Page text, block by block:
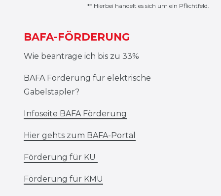
** Hierbei handelt es sich um ein Pflichtfeld.
BAFA-FÖRDERUNG
Wie beantrage ich bis zu 33%
BAFA Förderung für elektrische
Gabelstapler?
Infoseite BAFA Förderung
Hier gehts zum BAFA-Portal
Förderung für KU
Förderung für KMU